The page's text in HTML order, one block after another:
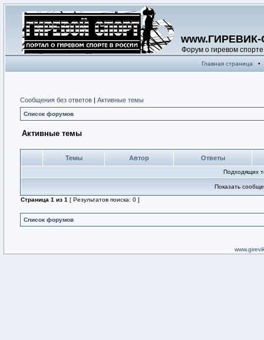
Форум о гиревом спорте
Главная страница •
Сообщения без ответов | Активные темы
Список форумов
Активные темы
Темы Автор Ответы
Подходящих
Показать
Страница 1 из 1 [ Результатов поиска: 0 ]
Список форумов